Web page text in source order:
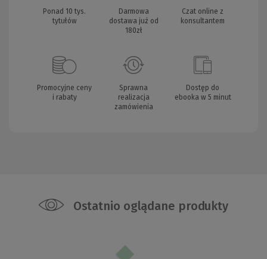
Ponad 10 tys.
tytułów
Darmowa
dostawa już od
180zł
Czat online z
konsultantem
Promocyjne ceny
i rabaty
Sprawna
realizacja
zamówienia
Dostęp do
ebooka w 5 minut
Ostatnio oglądane produkty